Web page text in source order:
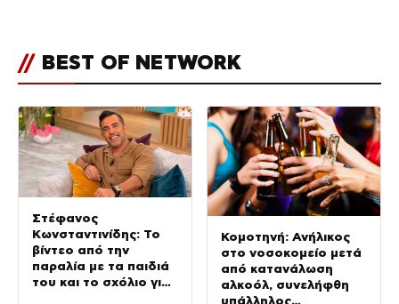
// BEST OF NETWORK
Στέφανος
Κωνσταντινίδης: Το
βίντεο από την
παραλία με τα παιδιά
του και το σχόλιο για
Κομοτηνή: Ανήλικος
στο νοσοκομείο μετά
από κατανάλωση
αλκοόλ, συνελήφθη
υπάλληλος